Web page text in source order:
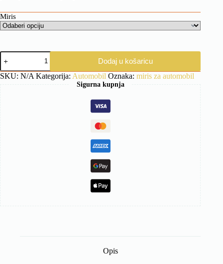
Miris
Set
za
automobil
4
Dodaj u košaricu
SKU: N/A Kategorija: Automobil Oznaka: miris za automobil
Sigurna kupnja
Opis